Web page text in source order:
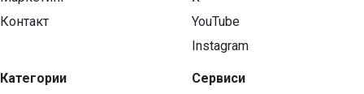
Контакт
Категории
YouTube
Instagram
Сервиси